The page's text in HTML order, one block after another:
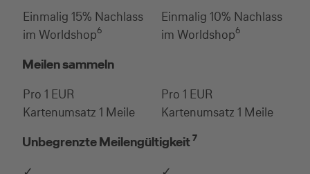
Einmalig 15% Nachlass
im Worldshop6
Einmalig 10% Nachlass
im Worldshop6
Meilen sammeln
Pro 1 EUR
Kartenumsatz 1 Meile
Pro 1 EUR
Kartenumsatz 1 Meile
Unbegrenzte Meilengültigkeit7